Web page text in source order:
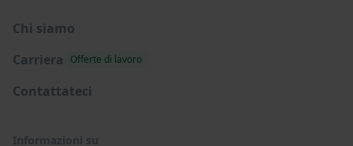
Chi siamo
Carriera
Offerte di lavoro
Contattateci
Informazioni su